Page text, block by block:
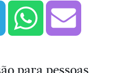
para pessoas